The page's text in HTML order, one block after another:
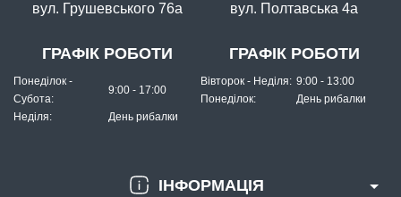
ІНФОРМАЦІЯ
вул. Грушевського 76а
ГРАФІК РОБОТИ
Понеділок -
Субота:
9:00 - 17:00
Неділя: День рибалки
вул. Полтавська 4а
ГРАФІК РОБОТИ
Вівторок - Неділя: 9:00 - 13:00
Понеділок:
День рибалки